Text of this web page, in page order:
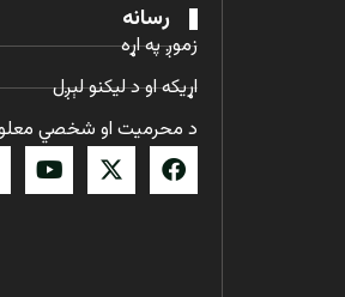
رسانه
زموږ په اړه
اړیکه او د لیکنو لېږل
د محرمیت او شخصي